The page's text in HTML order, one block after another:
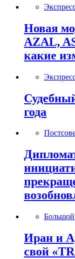
Новая
AZAL,
какие
года
Иран и
свой